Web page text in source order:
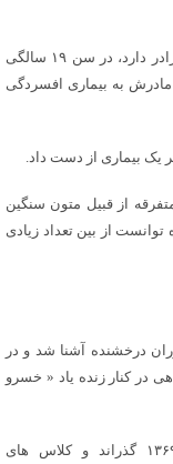
مادرش روسی و پدرش گیلانی بود . یک خواهر و دو برادر دارد، در سن ۱۹ سالگی
به بیماری افسردگی
بیماری از دست داد.
امتحانات متفرقه از قبیل متون سنگین
از بین تعداد زیادی
درخشنده آشنا شد و در
در کنار زنده یاد « خسرو
شیوا خنیاگر دوره فیلمنامه نویسی را در سال ۱۳۶۹ گذراند و کلاس های